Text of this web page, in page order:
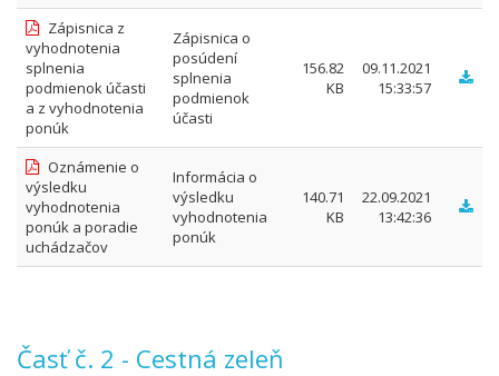
Zápisnica z
vyhodnotenia
splnenia
podmienok účasti
a z vyhodnotenia
ponúk
Zápisnica o
posúdení
splnenia
podmienok
účasti
156.82
KB
09.11.2021
15:33:57
Oznámenie o
výsledku
vyhodnotenia
ponúk a poradie
uchádzačov
Informácia o
výsledku
vyhodnotenia
ponúk
140.71
KB
22.09.2021
13:42:36
Časť č. 2 - Cestná zeleň